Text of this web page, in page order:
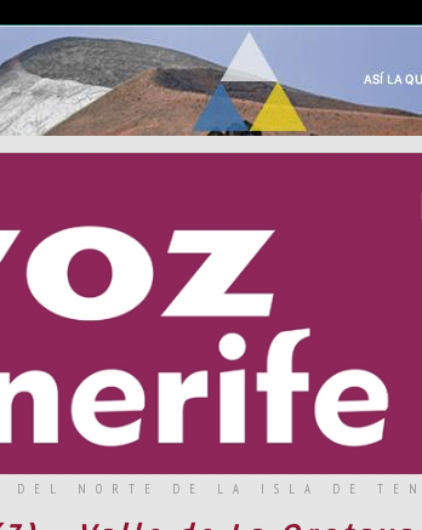
DEL NORTE DE LA ISLA DE